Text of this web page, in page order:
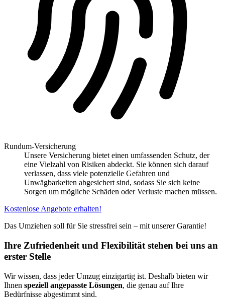
Rundum-Versicherung
Unsere Versicherung bietet einen umfassenden Schutz, der
eine Vielzahl von Risiken abdeckt. Sie können sich darauf
verlassen, dass viele potenzielle Gefahren und
Unwägbarkeiten abgesichert sind, sodass Sie sich keine
Sorgen um mögliche Schäden oder Verluste machen müssen.
Kostenlose Angebote erhalten!
Das Umziehen soll für Sie stressfrei sein – mit unserer Garantie!
Ihre Zufriedenheit und Flexibilität stehen bei uns an
erster Stelle
Wir wissen, dass jeder Umzug einzigartig ist. Deshalb bieten wir
Ihnen speziell angepasste Lösungen, die genau auf Ihre
Bedürfnisse abgestimmt sind.